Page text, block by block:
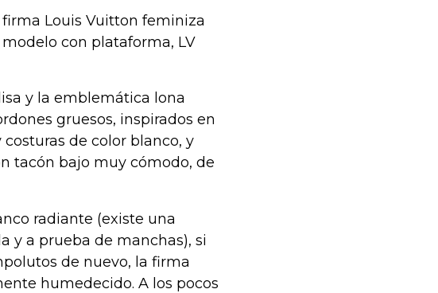
Louis Vuitton feminiza
con plataforma, LV
y la emblemática lona
gruesos, inspirados en
de color blanco, y
tacón bajo muy cómodo, de
radiante (existe una
y a prueba de manchas), si
de nuevo, la firma
humedecido. A los pocos